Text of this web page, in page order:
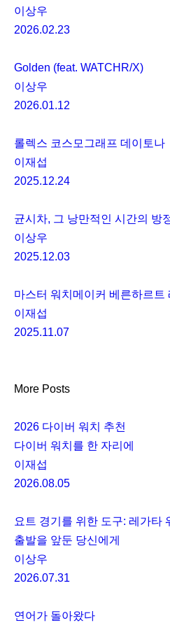
이상우
2026.02.23
Golden (feat. WATCHR/X)
이상우
2026.01.12
롤렉스 코스모그래프 데이토나
이재섭
2025.12.24
균시차, 그 낭만적인 시간의 방
이상우
2025.12.03
마스터 워치메이커 베른하르트
이재섭
2025.11.07
More Posts
2026 다이버 워치 추천
다이버 워치를 한 자리에
이재섭
2026.08.05
요트 경기를 위한 도구: 레가타
출발을 앞둔 당신에게
이상우
2026.07.31
연어가 돌아왔다